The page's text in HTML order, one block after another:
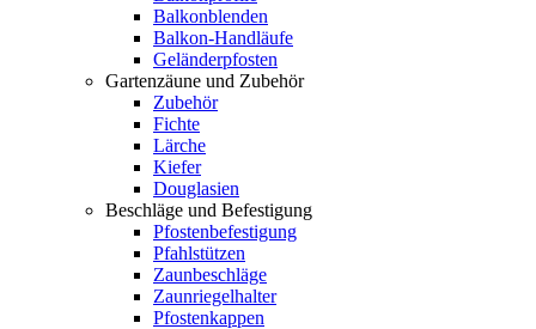
Balkonblenden
Balkon-Handläufe
Geländerpfosten
Gartenzäune und Zubehör
Zubehör
Fichte
Lärche
Kiefer
Douglasien
Beschläge und Befestigung
Pfostenbefestigung
Pfahlstützen
Zaunbeschläge
Zaunriegelhalter
Pfostenkappen